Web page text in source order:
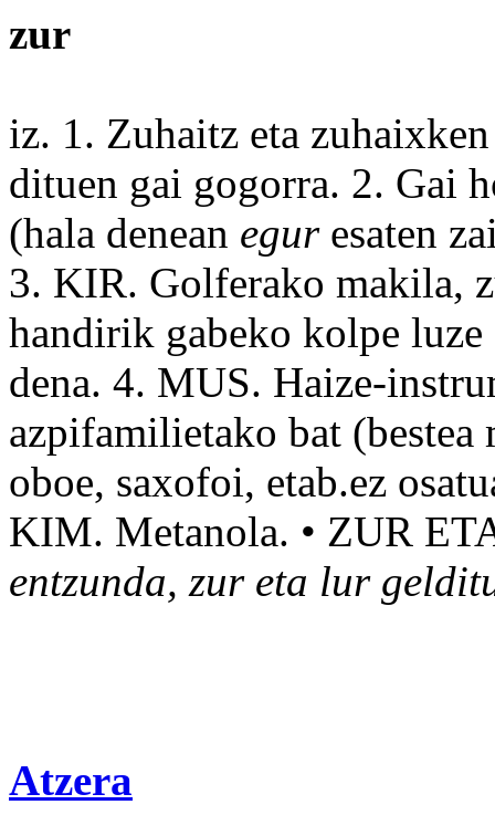
zur
iz. 1. Zuhaitz eta
dituen gai gogorra. 2. Gai
(hala denean eguresaten
3. KIR. Golferako makila,
handirik gabeko kolpe luze
dena. 4. MUS. Haize-
azpifamilietako bat (bestea
oboe, saxofoi, etab.ez
KIM. Metanola. • ZUR
entzunda, zur eta lur
Atzera